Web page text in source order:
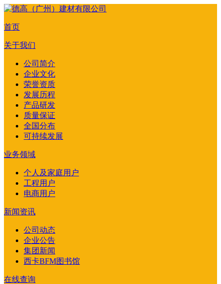
首页
关于我们
公司简介
企业文化
荣誉资质
发展历程
产品研发
质量保证
全国分布
可持续发展
业务领域
个人及家庭用户
工程用户
电商用户
新闻资讯
公司动态
企业公告
集团新闻
西卡BFM图书馆
在线查询